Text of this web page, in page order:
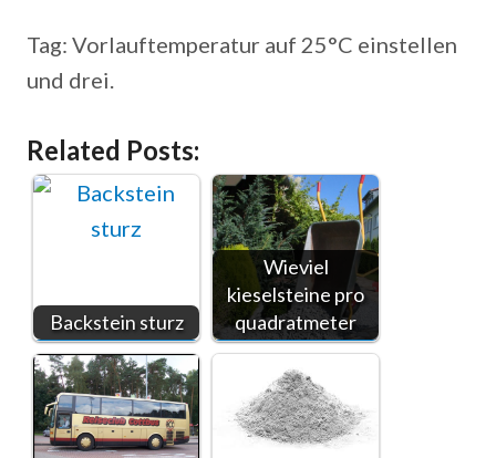
Tag: Vorlauftemperatur auf 25°C einstellen
und drei.
Related Posts:
Backstein sturz
Wieviel
kieselsteine pro
quadratmeter